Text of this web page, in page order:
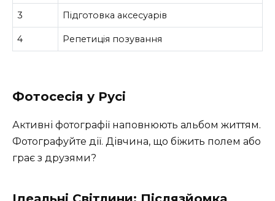
3 Підготовка аксесуарів
4 Репетиція позування
Фотосесія у Русі
Активні фотографії наповнюють альбом життям.
Фотографуйте дії. Дівчина, що біжить полем або
грає з друзями?